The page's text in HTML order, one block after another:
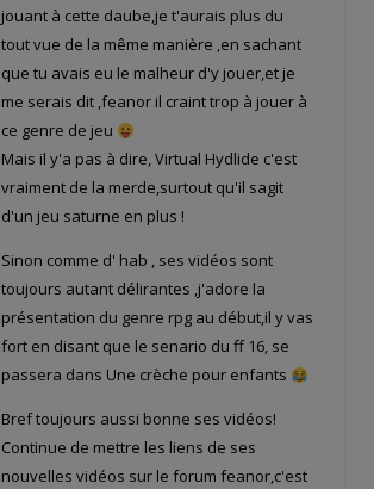
jouant à cette daube,je t'aurais plus du
tout vue de la même manière ,en sachant
que tu avais eu le malheur d'y jouer,et je
me serais dit ,feanor il craint trop à jouer à
ce genre de jeu
Mais il y'a pas à dire, Virtual Hydlide c'est
vraiment de la merde,surtout qu'il sagit
d'un jeu saturne en plus !
Sinon comme d' hab , ses vidéos sont
toujours autant délirantes ,j'adore la
présentation du genre rpg au début,il y vas
fort en disant que le senario du ff 16, se
passera dans Une crèche pour enfants
Bref toujours aussi bonne ses vidéos!
Continue de mettre les liens de ses
nouvelles vidéos sur le forum feanor,c'est